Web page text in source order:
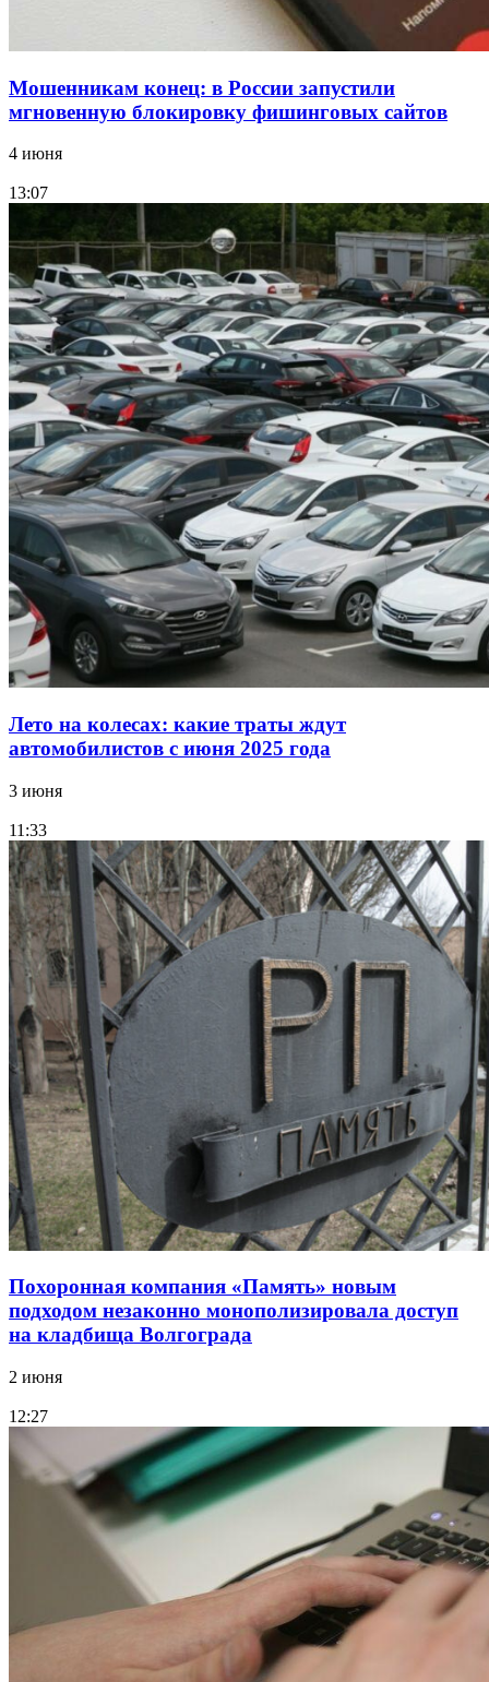
Мошенникам конец: в России запустили
мгновенную блокировку фишинговых сайтов
4 июня
13:07
Лето на колесах: какие траты ждут
автомобилистов с июня 2025 года
3 июня
11:33
Похоронная компания «Память» новым
подходом незаконно монополизировала доступ
на кладбища Волгограда
2 июня
12:27